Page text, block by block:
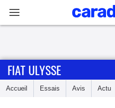
Accueil
FIAT ULYSSE
Accueil Essais Avis Actu